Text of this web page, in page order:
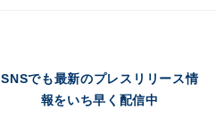
SNSでも最新のプレスリリース情
報をいち早く配信中